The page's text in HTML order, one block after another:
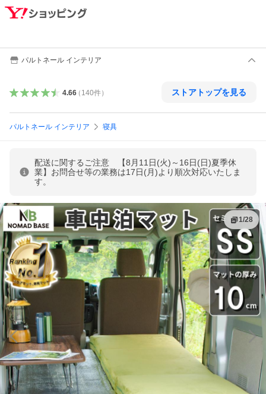
パルトネール インテリア
4.66（ 140件） ストアトップを見る
パルトネール インテリア 寝具
配送に関するご注意 【8月11日(火)～16日(日)夏季休
業】お問合せ等の業務は17日(月)より順次対応いたしま
す。
1/28